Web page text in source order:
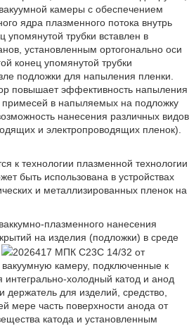
камеры с обеспечением
ядра плазменного потока внутрь
упомянутой трубки вставлен в
установленным ортогонально оси
конец упомянутой трубки
подложки для напыления пленки.
повышает эффективность напыления
в напыляемых на подложку
нанесения различных видов
и электропроводящих пленок).
к технологии плазменной технологии
быть использована в устройствах
и металлизированных пленок на
плазменного нанесения
на изделия (подложки) в среде
2026417 МПК C23C 14/32 от
камеру, подключенные к
интегрально-холодный катод и анод
держатель для изделий, средство,
мере часть поверхности анода от
катода и установленным